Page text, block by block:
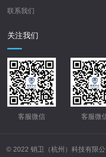
联系我们
关注我们
客服微信 客服微
© 2022 销卫（杭州）科技有限